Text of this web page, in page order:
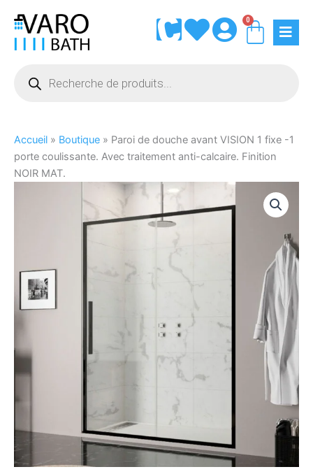
contenu
0
produits
Accueil » Boutique » Paroi de douche avant VISION 1 fixe -1
porte coulissante. Avec traitement anti-calcaire. Finition
NOIR MAT.
avant
VISION
porte
coulissante.
Finition